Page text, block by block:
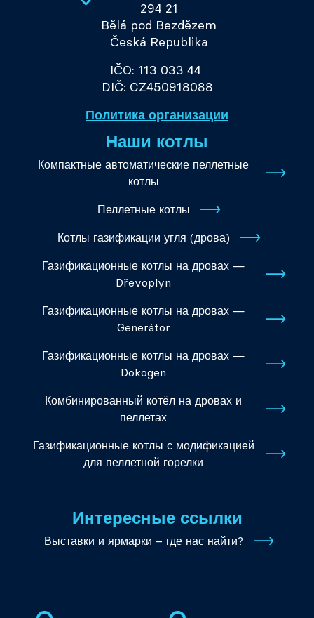
294 21
Bělá pod Bezdězem
Česká Republika
IČO: 113 033 44
DIČ: CZ450918088
Политика организации
Наши котлы
Компактные автоматические пеллетные
котлы
Пеллетные котлы
Котлы газификации угля (дрова)
Газификационные котлы на дровах —
Dřevoplyn
Газификационные котлы на дровах —
Generátor
Газификационные котлы на дровах —
Dokogen
Комбинированный котёл на дровах и
пеллетах
Газификационные котлы с модификацией
для пеллетной горелки
Интересные ссылки
Выставки и ярмарки – где нас найти?